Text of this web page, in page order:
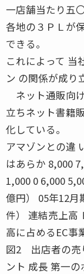
一店舗当たり五
各地の３ＰＬが
できる。
これによって 当
ン の関係が成り
ネット通販向
立ちネット書籍
化している。
アマゾンとの違
はあらか 8,000
1,000 0 6,000
億円） 05年12月
件） 連結売上
高に占めるEC事
図2 出店者の売
ント 成長 第一